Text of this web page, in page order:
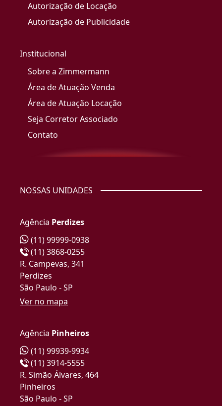
Autorização de Locação
Autorização de Publicidade
Institucional
Sobre a Zimmermann
Área de Atuação Venda
Área de Atuação Locação
Seja Corretor Associado
Contato
NOSSAS UNIDADES
Agência Perdizes
(11) 99999-0938
(11) 3868-0255
R. Campevas, 341
Perdizes
São Paulo - SP
Ver no mapa
Agência Pinheiros
(11) 99939-9934
(11) 3914-5555
R. Simão Álvares, 464
Pinheiros
São Paulo - SP